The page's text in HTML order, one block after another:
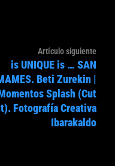
Artículo siguiente
is UNIQUE is … SAN
Beti Zurekin |
Splash (Cut
Fotografía Creativa
Ibarakaldo